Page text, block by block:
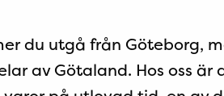
du utgå från Göteborg,
av Götaland. Hos oss